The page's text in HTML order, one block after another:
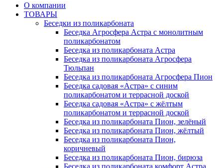
О компании
ТОВАРЫ
Беседки из поликарбоната
Беседка Агросфера Астра с монолитным
поликарбонатом
Беседка из поликарбоната Астра
Беседка из поликарбоната Агросфера
Тюльпан
Беседка из поликарбоната Агросфера Пион
Беседка садовая «Астра» с синим
поликарбонатом и террасной доской
Беседка садовая «Астра» с жёлтым
поликарбонатом и террасной доской
Беседка из поликарбоната Пион, зелёный
Беседка из поликарбоната Пион, жёлтый
Беседка из поликарбоната Пион,
коричневый
Беседка из поликарбоната Пион, бирюза
Беседка из поликарбоната комфорт Астра